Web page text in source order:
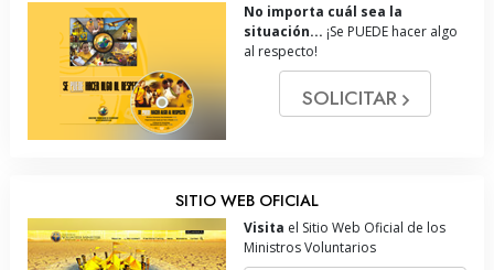
No importa cuál sea la
situación... ¡Se PUEDE hacer algo
al respecto!
SOLICITAR
SITIO WEB OFICIAL
Visita el Sitio Web Oficial de los
Ministros Voluntarios